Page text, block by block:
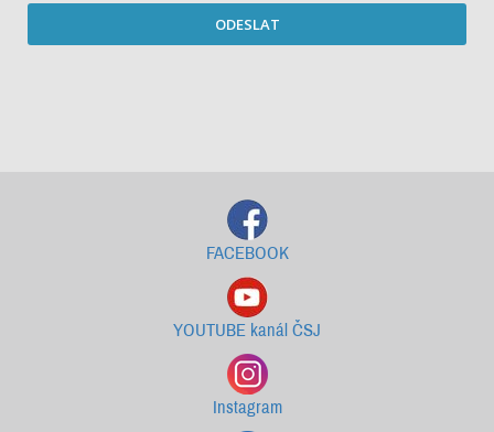
ODESLAT
FACEBOOK
YOUTUBE kanál ČSJ
Instagram